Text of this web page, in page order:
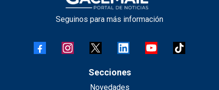
Seguinos para más información
Secciones
Novedades